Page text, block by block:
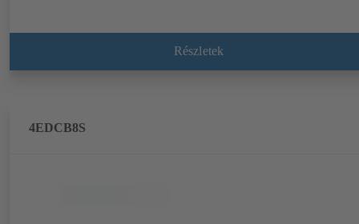
Részletek
4EDCB8S